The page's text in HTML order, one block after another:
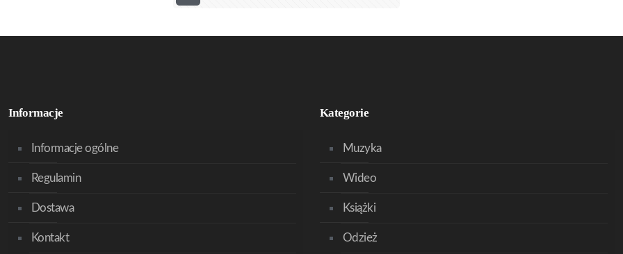
Informacje
Informacje ogólne
Regulamin
Dostawa
Kontakt
Kategorie
Muzyka
Wideo
Książki
Odzież